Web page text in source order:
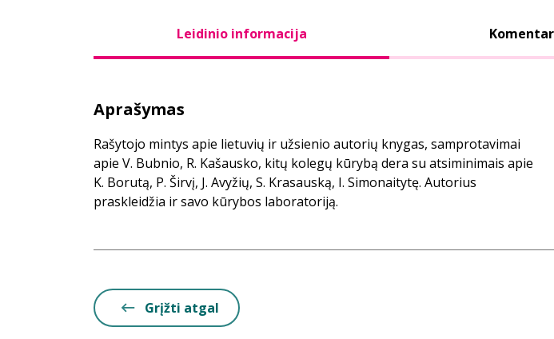
Leidinio informacija
Aprašymas
Rašytojo mintys apie lietuvių ir užsienio autorių knygas, samprotavimai
apie V. Bubnio, R. Kašausko, kitų kolegų kūrybą dera su atsiminimais apie
K. Borutą, P. Širvį, J. Avyžių, S. Krasauską, I. Simonaitytę. Autorius
praskleidžia ir savo kūrybos laboratoriją.
Grįžti atgal